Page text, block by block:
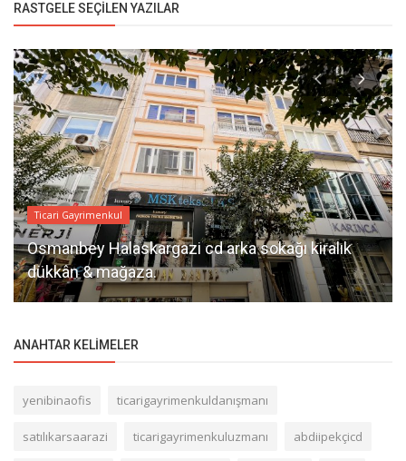
RASTGELE SEÇILEN YAZILAR
Ticari Gayrimenkul
Osmanbey Halaskargazi cd arka sokağı kiralık
dükkân & mağaza.
ANAHTAR KELIMELER
yenibinaofis ticarigayrimenkuldanışmanı
satılıkarsaarazi ticarigayrimenkuluzmanı abdiipekçicd